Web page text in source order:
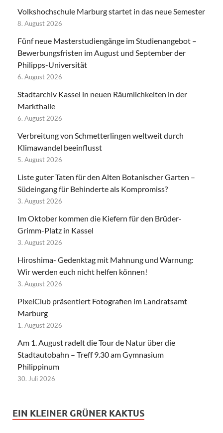
Volkshochschule Marburg startet in das neue Semester
8. August 2026
Fünf neue Masterstudiengänge im Studienangebot –
Bewerbungsfristen im August und September der
Philipps-Universität
6. August 2026
Stadtarchiv Kassel in neuen Räumlichkeiten in der
Markthalle
6. August 2026
Verbreitung von Schmetterlingen weltweit durch
Klimawandel beeinflusst
5. August 2026
Liste guter Taten für den Alten Botanischer Garten –
Südeingang für Behinderte als Kompromiss?
3. August 2026
Im Oktober kommen die Kiefern für den Brüder-
Grimm-Platz in Kassel
3. August 2026
Hiroshima- Gedenktag mit Mahnung und Warnung:
Wir werden euch nicht helfen können!
3. August 2026
PixelClub präsentiert Fotografien im Landratsamt
Marburg
1. August 2026
Am 1. August radelt die Tour de Natur über die
Stadtautobahn – Treff 9.30 am Gymnasium
Philippinum
30. Juli 2026
EIN KLEINER GRÜNER KAKTUS